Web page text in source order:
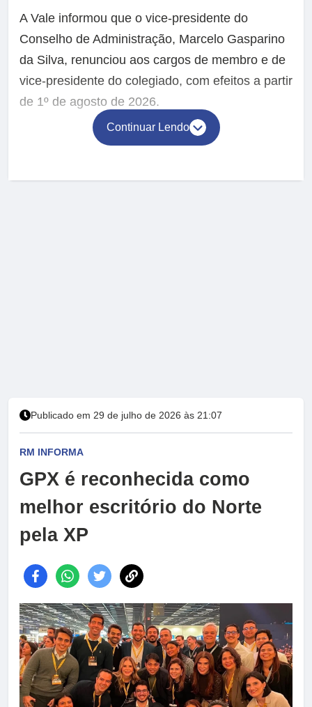
A Vale informou que o vice-presidente do
Conselho de Administração, Marcelo Gasparino
da Silva, renunciou aos cargos de membro e de
vice-presidente do colegiado, com efeitos a partir
de 1º de agosto de 2026.
Continuar Lendo
Publicado em 29 de julho de 2026 às 21:07
RM INFORMA
GPX é reconhecida como
melhor escritório do Norte
pela XP